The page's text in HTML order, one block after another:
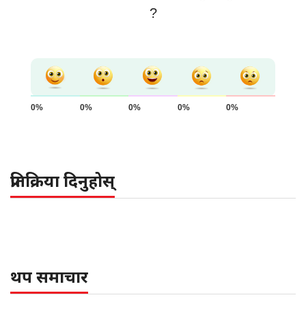
?
0% 0% 0% 0% 0%
प्रतिक्रिया दिनुहोस्
थप समाचार